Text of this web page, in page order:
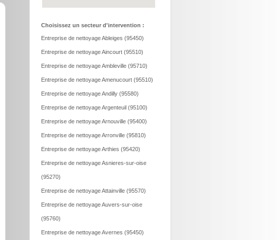
Choisissez un secteur d'intervention :
Entreprise de nettoyage Ableiges (95450)
Entreprise de nettoyage Aincourt (95510)
Entreprise de nettoyage Ambleville (95710)
Entreprise de nettoyage Amenucourt (95510)
Entreprise de nettoyage Andilly (95580)
Entreprise de nettoyage Argenteuil (95100)
Entreprise de nettoyage Arnouville (95400)
Entreprise de nettoyage Arronville (95810)
Entreprise de nettoyage Arthies (95420)
Entreprise de nettoyage Asnieres-sur-oise
(95270)
Entreprise de nettoyage Attainville (95570)
Entreprise de nettoyage Auvers-sur-oise
(95760)
Entreprise de nettoyage Avernes (95450)